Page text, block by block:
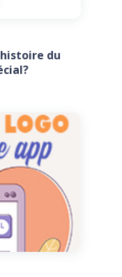
du